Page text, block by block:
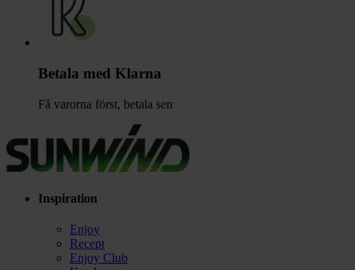
Betala med Klarna
Få varorna först, betala sen
Inspiration
Enjoy
Recept
Enjoy Club